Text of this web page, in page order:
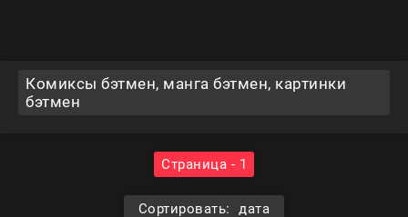
Комиксы бэтмен, манга бэтмен, картинки
бэтмен
Страница - 1
Сортировать: дата